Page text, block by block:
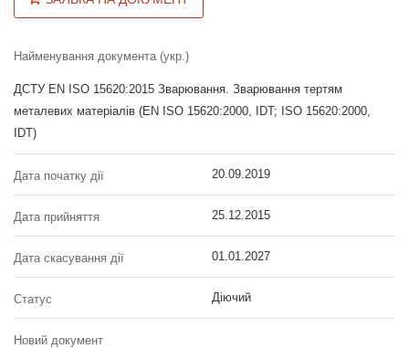
Найменування документа (укр.)
ДСТУ EN ISO 15620:2015 Зварювання. Зварювання тертям
металевих матеріалів (EN ISO 15620:2000, IDT; ISO 15620:2000,
IDT)
Дата початку дії 20.09.2019
Дата прийняття 25.12.2015
Дата скасування дії 01.01.2027
Статус Діючий
Новий документ